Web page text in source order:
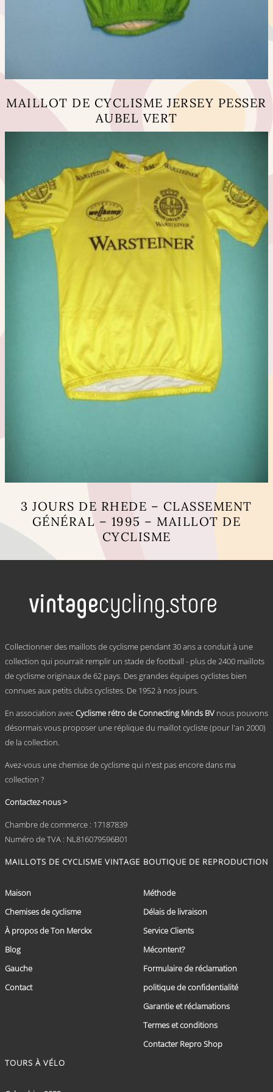
MAILLOT DE CYCLISME JERSEY PESSER
AUBEL VERT
produit
a
plusieurs
variations.
options
peuvent
être
choisies
sur
3 JOURS DE RHEDE – CLASSEMENT
GÉNÉRAL – 1995 – MAILLOT DE
CYCLISME
variations.
options
choisies
sur
la
page
produit
Collectionner des maillots de cyclisme pendant 30 ans a conduit à une
collection qui pourrait remplir un stade de football - plus de 2400 maillots
de cyclisme originaux de 62 pays. Des grandes équipes cyclistes bien
connues aux petits clubs cyclistes. De 1952 à nos jours.
En association avecCyclisme rétro de Connecting Minds BV nous pouvons
désormais vous proposer une réplique du maillot cycliste (pour l'an 2000)
de la collection.
Avez-vous une chemise de cyclisme qui n'est pas encore dans ma
collection ?
Contactez-nous >
Chambre de commerce : 17187839
Numéro de TVA : NL816079596B01
MAILLOTS DE CYCLISME VINTAGE
Maison
Chemises de cyclisme
À propos de Ton Merckx
Blog
Gauche
Contact
BOUTIQUE DE REPRODUCTION
Méthode
Délais de livraison
Service Clients
Mécontent?
Formulaire de réclamation
politique de confidentialité
Garantie et réclamations
Termes et conditions
Contacter Repro Shop
TOURS À VÉLO